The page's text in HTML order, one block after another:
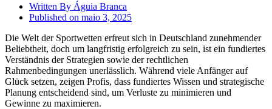
Written By Águia Branca
Published on maio 3, 2025
Die Welt der Sportwetten erfreut sich in Deutschland zunehmender
Beliebtheit, doch um langfristig erfolgreich zu sein, ist ein fundiertes
Verständnis der Strategien sowie der rechtlichen
Rahmenbedingungen unerlässlich. Während viele Anfänger auf
Glück setzen, zeigen Profis, dass fundiertes Wissen und strategische
Planung entscheidend sind, um Verluste zu minimieren und
Gewinne zu maximieren.